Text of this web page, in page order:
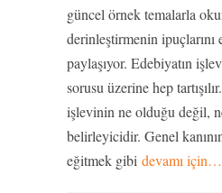
güncel örnek temalarla
derinleştirmenin
paylaşıyor. Edebiyatın
sorusu üzerine hep
işlevinin ne olduğu değil,
belirleyicidir. Genel
eğitmek gibi devamı için…